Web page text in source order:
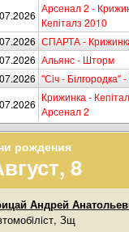
Арсенал 2 -
Кепіталз 2010
СПАРТА -
Альянс - Шторм
"Сiч - Білгородка"
Крижинка -
Арсенал 2
рождения
8
Андрей
Зщ